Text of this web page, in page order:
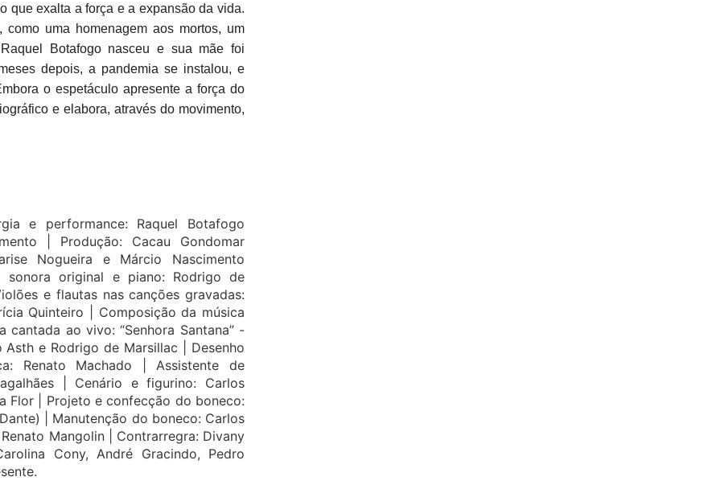
que exalta a força e a expansão da vida.
uma homenagem aos mortos, um
Botafogo nasceu e sua mãe foi
depois, a pandemia se instalou, e
o espetáculo apresente a força do
e elabora, através do movimento,
e performance: Raquel Botafogo
| Produção: Cacau Gondomar
Nogueira e Márcio Nascimento
sonora original e piano: Rodrigo de
e flautas nas canções gravadas:
Quinteiro | Composição da música
cantada ao vivo: “Senhora Santana” -
e Rodrigo de Marsillac | Desenho
Renato Machado |Assistente de
| Cenário e figurino: Carlos
Flor | Projeto e confecção do boneco:
| Manutenção do boneco: Carlos
Mangolin | Contrarregra: Divany
Cony, André Gracindo, Pedro